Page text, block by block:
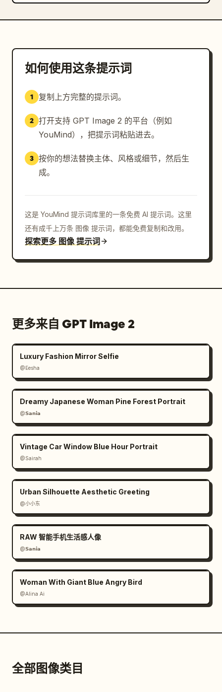
如何使用这条提示词
1 复制上方完整的提示词。
2 打开支持 GPT Image 2 的平台（例如
YouMind），把提示词粘贴进去。
3 按你的想法替换主体、风格或细节，然后生
成。
这是 YouMind 提示词库里的一条免费 AI 提示词。这里
还有成千上万条 图像 提示词，都能免费复制和改用。
探索更多 图像 提示词
更多来自 GPT Image 2
Luxury Fashion Mirror Selfie
@Eesha
Dreamy Japanese Woman Pine Forest Portrait
@𝗦𝗮𝗻𝗶𝗮
Vintage Car Window Blue Hour Portrait
@Sairah
Urban Silhouette Aesthetic Greeting
@小小东
RAW 智能手机生活感人像
@𝗦𝗮𝗻𝗶𝗮
Woman With Giant Blue Angry Bird
@Alina Ai
全部图像类目